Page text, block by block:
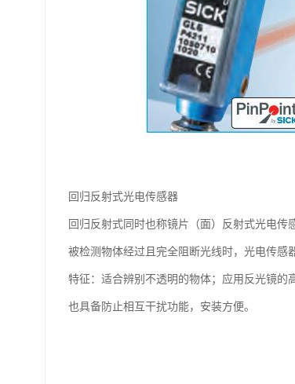
回归反射式光电传感器
回归反射式同时也称镜片（面）反射式光电
被检测物体经过且完全阻断光线时，光电传感
特征：适合辨别不透明的物体；应用反光镜的
也具备防止相互干扰功能，安装方便。